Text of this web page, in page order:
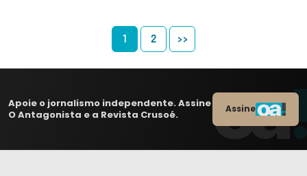
1 2 >>
Apoie o jornalismo independente. Assine
O Antagonista e a Revista Crusoé.
Assine